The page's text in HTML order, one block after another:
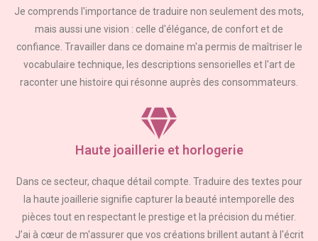
Je comprends l'importance de traduire non seulement des mots,
mais aussi une vision : celle d'élégance, de confort et de
confiance. Travailler dans ce domaine m'a permis de maîtriser le
vocabulaire technique, les descriptions sensorielles et l'art de
raconter une histoire qui résonne auprès des consommateurs.
Haute joaillerie et horlogerie
Dans ce secteur, chaque détail compte. Traduire des textes pour
la haute joaillerie signifie capturer la beauté intemporelle des
pièces tout en respectant le prestige et la précision du métier.
J’ai à cœur de m'assurer que vos créations brillent autant à l'écrit